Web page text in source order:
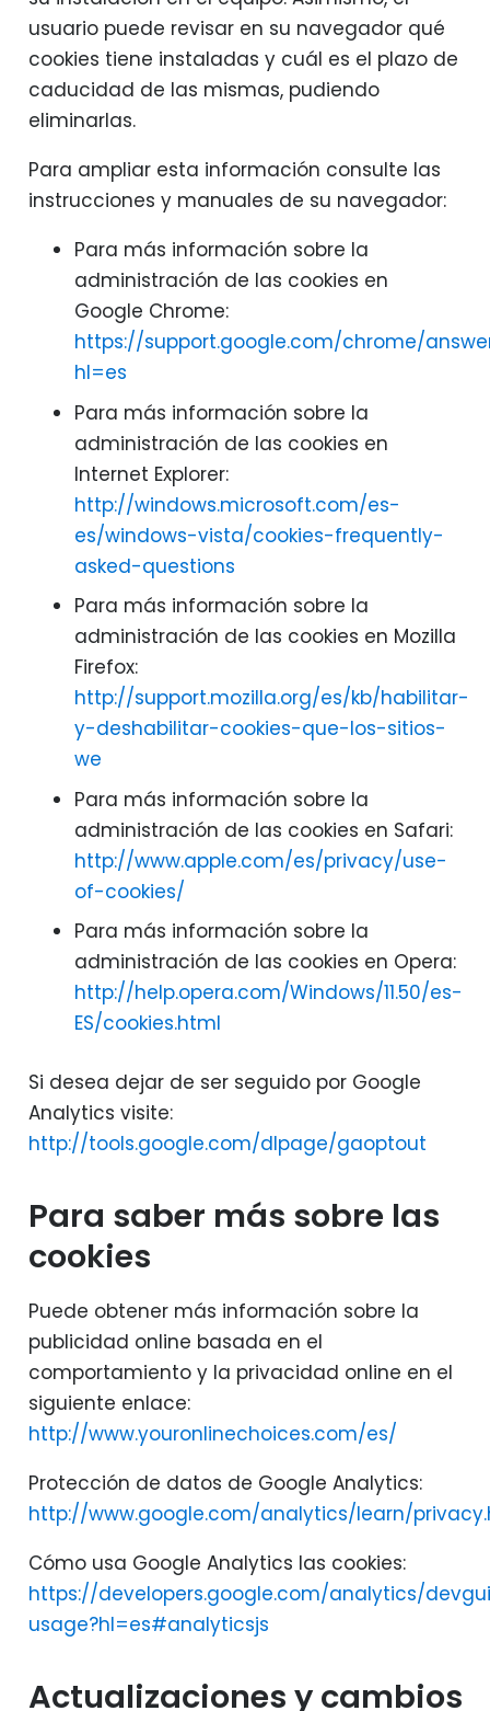
usuario puede revisar en su navegador qué
cookies tiene instaladas y cuál es el plazo de
caducidad de las mismas, pudiendo
eliminarlas.
Para ampliar esta información consulte las
instrucciones y manuales de su navegador:
Para más información sobre la
administración de las cookies en
Google Chrome:
https://support.google.com/chrome/
hl=es
Para más información sobre la
administración de las cookies en
Internet Explorer:
http://windows.microsoft.com/es-
es/windows-vista/cookies-frequently-
asked-questions
Para más información sobre la
administración de las cookies en Mozilla
Firefox:
http://support.mozilla.org/es/kb/habilitar-
y-deshabilitar-cookies-que-los-sitios-
we
Para más información sobre la
administración de las cookies en Safari:
http://www.apple.com/es/privacy/use-
of-cookies/
Para más información sobre la
administración de las cookies en Opera:
http://help.opera.com/Windows/11.50/es-
ES/cookies.html
Si desea dejar de ser seguido por Google
Analytics visite:
http://tools.google.com/dlpage/gaoptout
Para saber más sobre las
cookies
Puede obtener más información sobre la
publicidad online basada en el
comportamiento y la privacidad online en el
siguiente enlace:
http://www.youronlinechoices.com/es/
Protección de datos de Google Analytics:
http://www.google.com/analytics/learn/
Cómo usa Google Analytics las cookies:
https://developers.google.com/analytics/
usage?hl=es#analyticsjs
Actualizaciones y cambios